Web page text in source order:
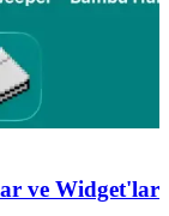
ve Widget'lar